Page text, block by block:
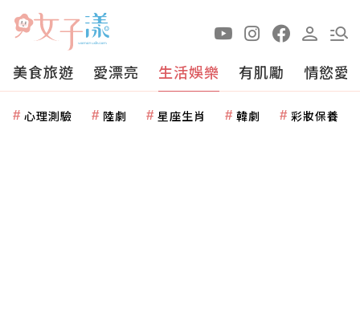
美食旅遊 愛漂亮 生活娛樂 有肌勵 情慾愛
心理測驗 陸劇 星座生肖 韓劇 彩妝保養